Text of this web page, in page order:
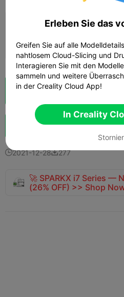

Mehr Punkte
Wolkenscheibe
Schub 135
2021-12-28277
🚀 SPARKX i7 Series —
(26% OFF) >> Shop
Erleben Sie das
Greifen Sie auf alle
nahtlosem Cloud-Slicing und
Interagieren Sie mit den
sammeln und weitere
in der Creality Cloud App!
In Creality